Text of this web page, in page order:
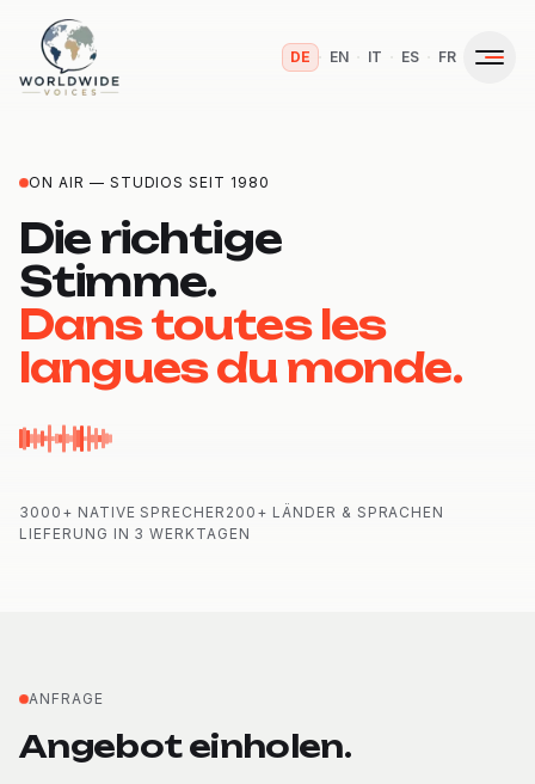
DE · EN · IT · ES · FR
ON AIR — STUDIOS SEIT 1980
Die richtige
Stimme.
Dans toutes les
langues du monde.
3000+ NATIVE SPRECHER 200+ LÄNDER & SPRACHEN
LIEFERUNG IN 3 WERKTAGEN
ANFRAGE
Angebot einholen.